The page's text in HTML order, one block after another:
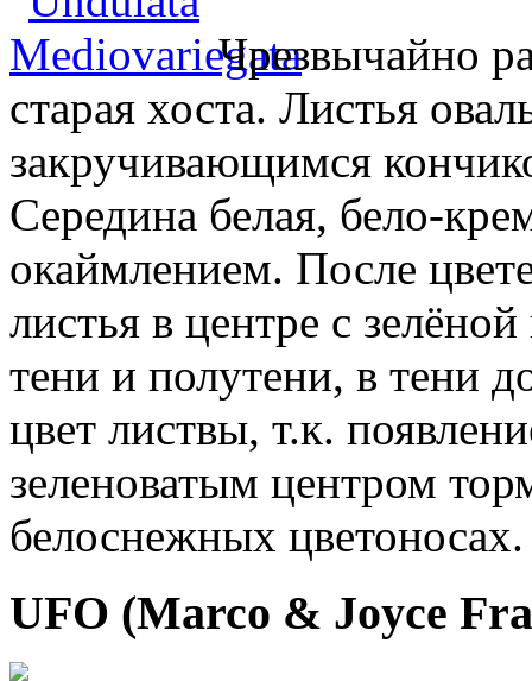
Чрезвычайно
старая хоста. Листья
закручивающимся
Середина белая, бело-
окаймлением. После
листья в центре с
тени и полутени, в тени
цвет листвы, т.к.
зеленоватым центром
белоснежных
UFO (Marco & Joyce